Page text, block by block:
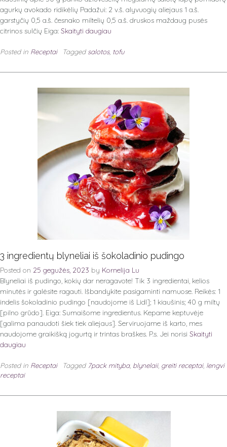
agurkų avokado ridikėlių Padažui: 2 v.š. alyvuogių aliejaus 1 a.š.
garstyčių 0,5 a.š. česnako miltelių 0,5 a.š. druskos maždaug pusės
citrinos sulčių Eiga: Skaityti daugiau
Posted in Receptai Taggedsalotos, tofu
3 ingredientų blyneliai iš šokoladinio pudingo
Posted on 25 gegužės, 2023 by Kornelija Lu
Blyneliai iš pudingo, kokių dar neragavote! Tik 3 ingredientai, kelios
minutės ir galėsite ragauti. Išbandykite pasigaminti namuose. Reikės: 1
indelis šokoladinio pudingo [naudojome iš Lidl]; 1 kiaušinis; 40 g miltų
[pilno grūdo]. Eiga: Sumaišome ingredientus. Kepame keptuvėje
[galima panaudoti šiek tiek aliejaus]. Serviruojame iš karto, mes
naudojome graikišką jogurtą ir trintas braškes. P.s. Jei norisi Skaityti
daugiau
Posted in Receptai Tagged 7pack mityba, blynelaii, greiti receptai, lengvi
receptai